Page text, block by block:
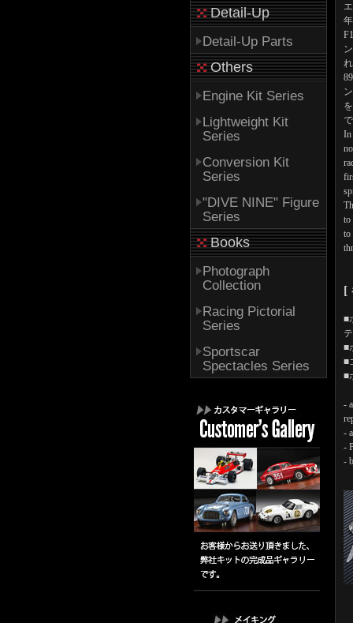
Detail-Up
Detail-Up Parts
Others
Engine Kit Series
Lightweight Kit
Series
Conversion Kit
Series
"DIVE NINE" Figure
Series
Books
Photograph
Collection
Racing Pictorial
Series
Sportscar
Spectacles Series
In
to
to
[
■
■
■
■
-
-
-
-